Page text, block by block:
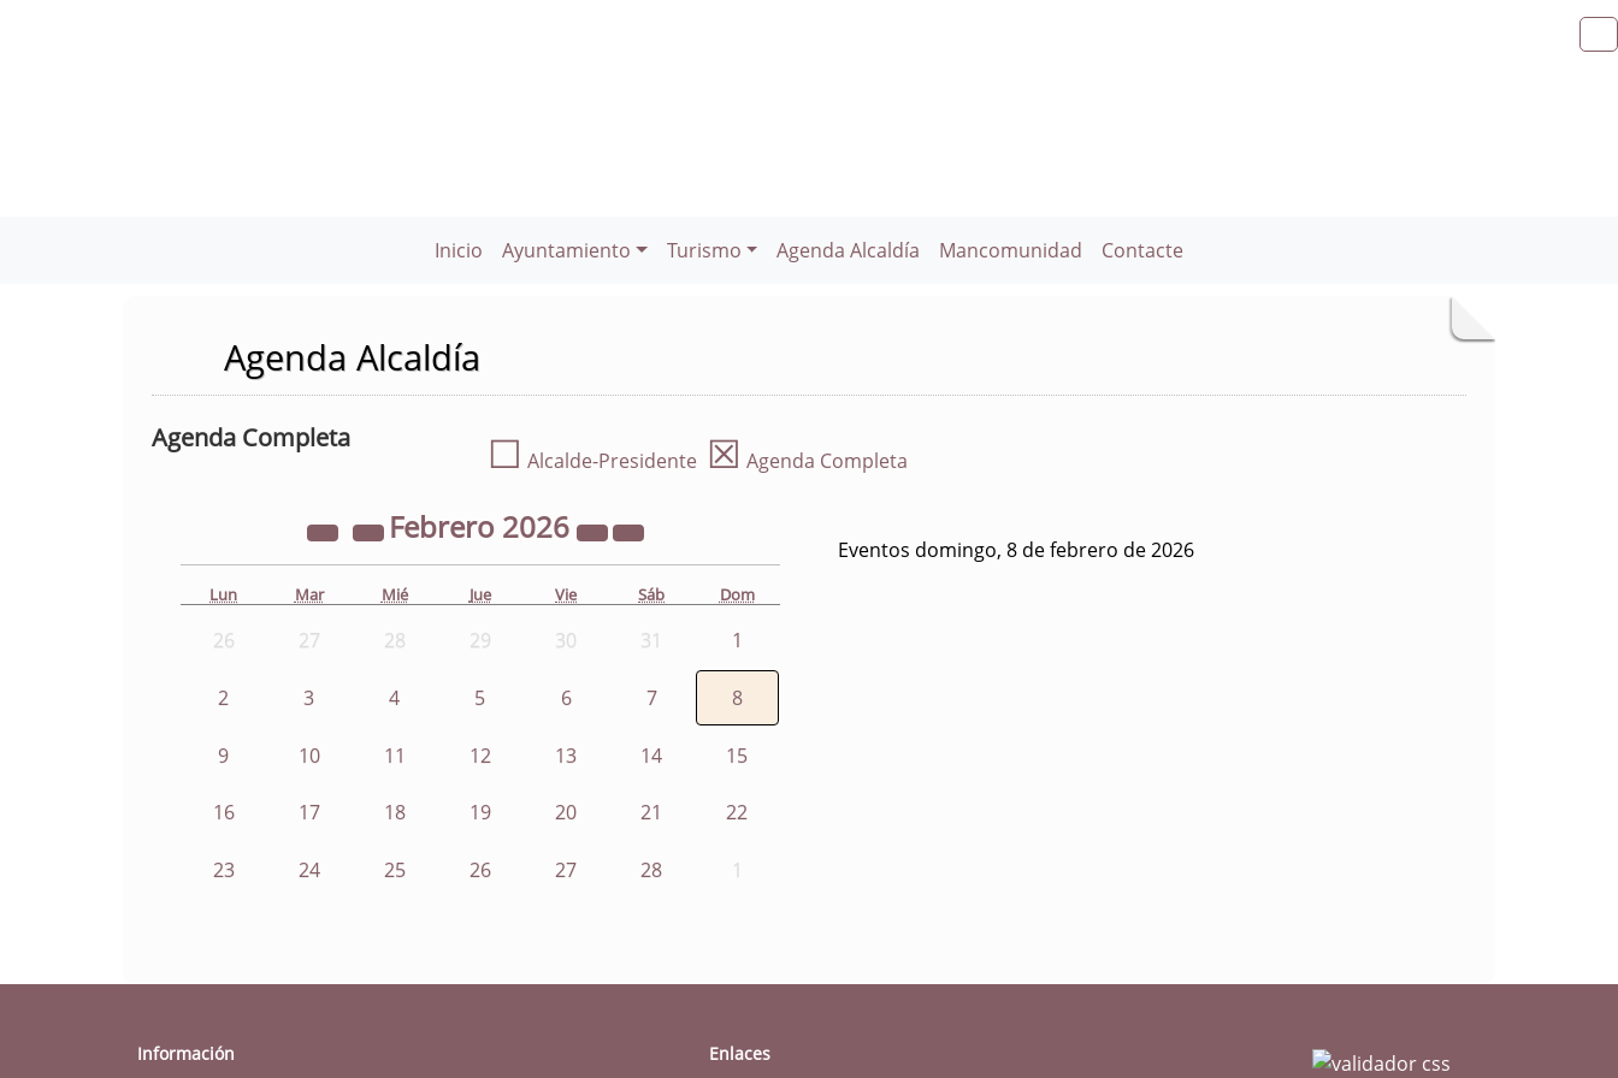
Inicio Ayuntamiento Turismo Agenda Alcaldía Mancomunidad Contacte
Agenda Alcaldía
Agenda Completa ☐ Alcalde-Presidente ☒ Agenda Completa
Febrero 2026
Lun Mar Mié Jue Vie Sáb Dom
26 27 28 29 30 31 1
2 3 4 5 6 7 8
9 10 11 12 13 14 15
16 17 18 19 20 21 22
23 24 25 26 27 28 1
Eventos domingo, 8 de febrero de 2026
Información Enlaces